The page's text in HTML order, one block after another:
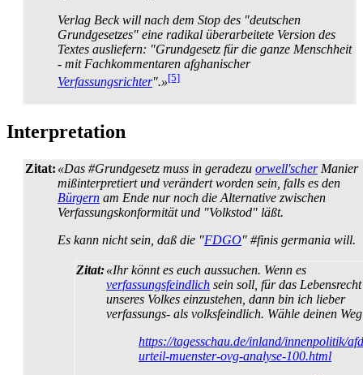
Verlag Beck will nach dem Stop des "deutschen
Grundgesetzes" eine radikal überarbeitete Version des
Textes ausliefern: "Grundgesetz für die ganze Menschheit
- mit Fach­kommentaren afghanischer
Verfassungsrichter".»[5]
Interpretation
Zitat: «Das #Grundgesetz muss in geradezu orwell'scherManier
mißinterpretiert und verändert worden sein, falls es den
Bürgern am Ende nur noch die Alternative zwischen
Verfassungs­konformität und "Volkstod" läßt.
Es kann nicht sein, daß die "FDGO" #finis germania will.
Zitat:«Ihr könnt es euch aussuchen. Wenn es
verfassungsfeindlich sein soll, für das Lebensrecht
unseres Volkes einzustehen, dann bin ich lieber
verfassungs- als volks­feindlich. Wähle deinen
https://tagesschau.de/inland/innenpolitik/
urteil-muenster-ovg-analyse-100.html